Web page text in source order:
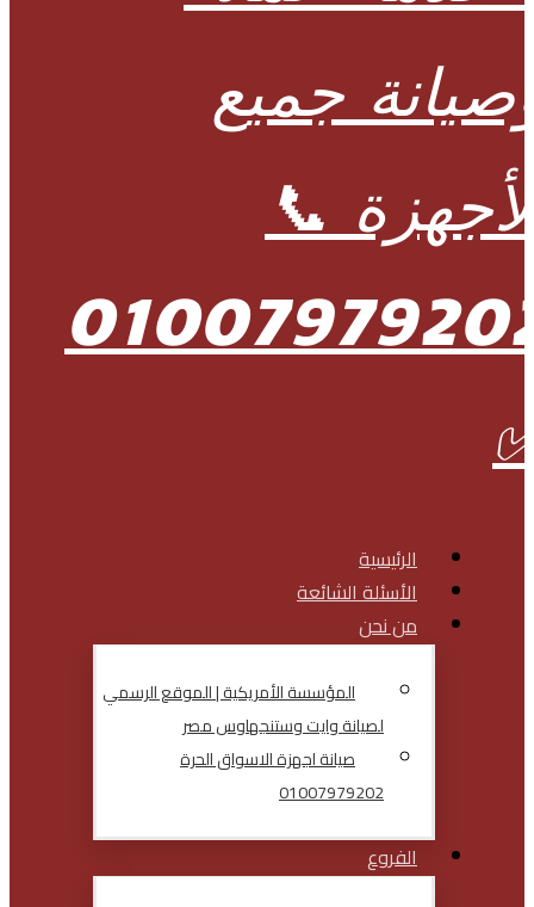
الرئيسية
الأسئلة الشائعة
من نحن
المؤسسة الأمريكية | الموقع الرسمي
لصيانة وايت وستنجهاوس مصر
صيانة اجهزة الاسواق الحرة
01007979202
الفروع